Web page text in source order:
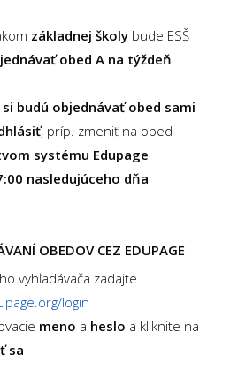
základnej školy bude ESŠ
obed A na týždeň
budú objednávať obed sami
, príp. zmeniť na obed
systému Edupage
nasledujúceho dňa
OBEDOV CEZ EDUPAGE
vyhľadávača zadajte
login
meno a heslo a kliknite na
sa